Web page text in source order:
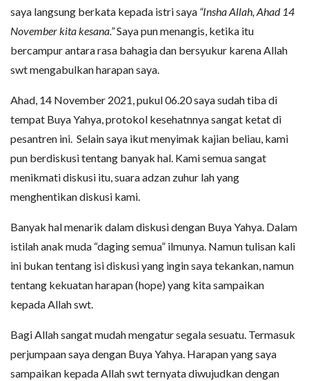
saya langsung berkata kepada istri saya “Insha Allah, Ahad 14
November kita kesana.”Saya pun menangis, ketika itu
bercampur antara rasa bahagia dan bersyukur karena Allah
swt mengabulkan harapan saya.
Ahad, 14 November 2021, pukul 06.20 saya sudah tiba di
tempat Buya Yahya, protokol kesehatnnya sangat ketat di
pesantren ini. Selain saya ikut menyimak kajian beliau, kami
pun berdiskusi tentang banyak hal. Kami semua sangat
menikmati diskusi itu, suara adzan zuhur lah yang
menghentikan diskusi kami.
Banyak hal menarik dalam diskusi dengan Buya Yahya. Dalam
istilah anak muda “daging semua” ilmunya. Namun tulisan kali
ini bukan tentang isi diskusi yang ingin saya tekankan, namun
tentang kekuatan harapan (hope) yang kita sampaikan
kepada Allah swt.
Bagi Allah sangat mudah mengatur segala sesuatu. Termasuk
perjumpaan saya dengan Buya Yahya. Harapan yang saya
sampaikan kepada Allah swt ternyata diwujudkan dengan